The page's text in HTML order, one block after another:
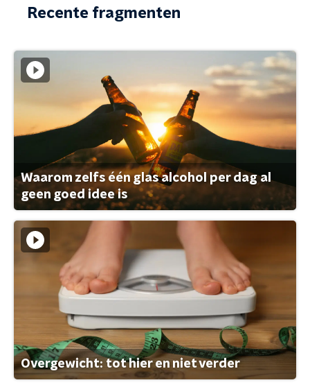
Recente fragmenten
Waarom zelfs één glas alcohol per dag al
geen goed idee is
Overgewicht: tot hier en niet verder